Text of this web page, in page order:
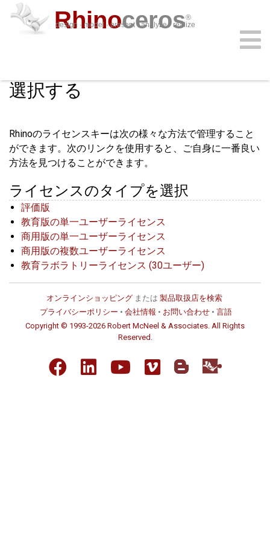
Rhinoceros®
design · model · present · analyze · realize
購入
ダウンロード
学ぶ
特長
サポート
プラグイン
サインイン
選択する
Rhinoのライセンスキーは次の様々な方法で管理すること
ができます。次のリンクを使用すると、ご自身に一番良い
方法を見つけることができます。
ライセンスのタイプを選択
評価版
教育版の単一ユーザーライセンス
商用版の単一ユーザーライセンス
商用版の複数ユーザーライセンス
教育ラボラトリーライセンス (30ユーザー)
オンラインショッピング または 製品取扱店を検索
Copyright © 1993-2026 Robert McNeel & Associates. All Rights
Reserved.
プライバシーポリシー • 会社情報 • お問い合わせ• 言語